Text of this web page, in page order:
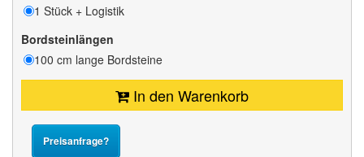
1 Stück + Logistik
Bordsteinlängen
100 cm lange Bordsteine
In den Warenkorb
Preisanfrage?